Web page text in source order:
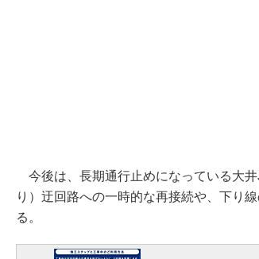
今後は、長期通行止めになっている大
り）迂回路への一時的な再接続や、下り
る。